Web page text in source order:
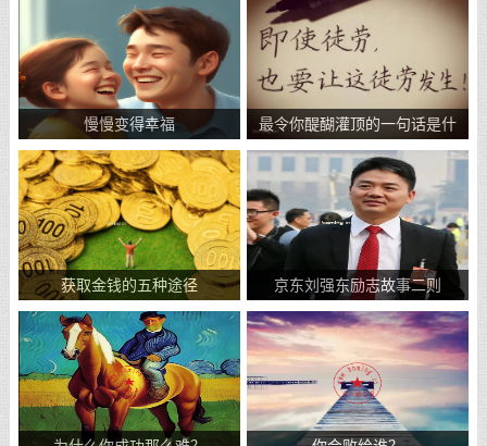
慢慢变得幸福
最令你醍醐灌顶的一句话是什
么?
获取金钱的五种途径 京东刘强东励志故事二则